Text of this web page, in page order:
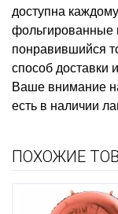
доступна
понравившийся
способ доставки
Ваше внимание
есть в наличии
ПОХОЖИЕ